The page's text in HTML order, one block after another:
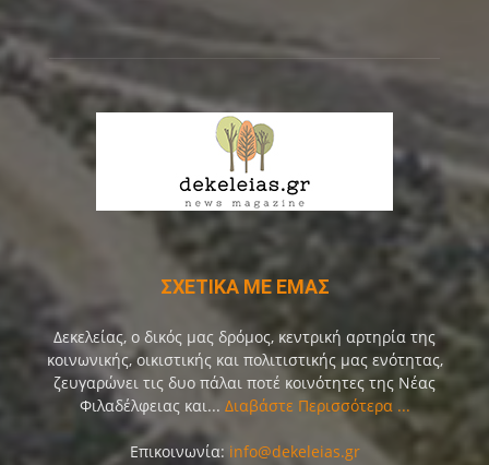
ΣΧΕΤΙΚΑ ΜΕ ΕΜΑΣ
Δεκελείας, ο δικός μας δρόμος, κεντρική αρτηρία της
κοινωνικής, οικιστικής και πολιτιστικής μας ενότητας,
ζευγαρώνει τις δυο πάλαι ποτέ κοινότητες της Νέας
Φιλαδέλφειας και... Διαβάστε Περισσότερα ...
Επικοινωνία: info@dekeleias.gr